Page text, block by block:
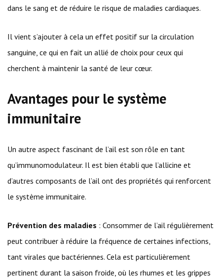
dans le sang et de réduire le risque de maladies cardiaques.
Il vient s’ajouter à cela un effet positif sur la circulation
sanguine, ce qui en fait un allié de choix pour ceux qui
cherchent à maintenir la santé de leur cœur.
Avantages pour le système
immunitaire
Un autre aspect fascinant de l’ail est son rôle en tant
qu’immunomodulateur. Il est bien établi que l’allicine et
d’autres composants de l’ail ont des propriétés qui renforcent
le système immunitaire.
Prévention des maladies : Consommer de l’ail régulièrement
peut contribuer à réduire la fréquence de certaines infections,
tant virales que bactériennes. Cela est particulièrement
pertinent durant la saison froide, où les rhumes et les grippes